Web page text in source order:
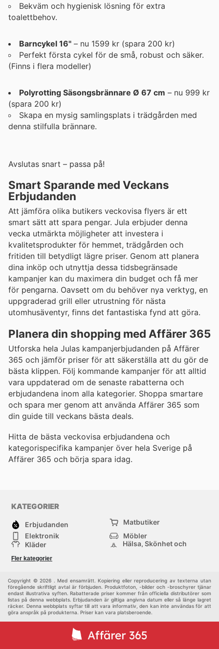
Bekväm och hygienisk lösning för extra
toalettbehov.
Barncykel 16" – nu 1599 kr (spara 200 kr)
Perfekt första cykel för de små, robust och säker.
(Finns i flera modeller)
Polyrotting Säsongsbrännare Ø 67 cm – nu 999 kr
(spara 200 kr)
Skapa en mysig samlingsplats i trädgården med
denna stilfulla brännare.
Avslutas snart – passa på!
Smart Sparande med Veckans
Erbjudanden
Att jämföra olika butikers veckovisa flyers är ett
smart sätt att spara pengar. Jula erbjuder denna
vecka utmärkta möjligheter att investera i
kvalitetsprodukter för hemmet, trädgården och
fritiden till betydligt lägre priser. Genom att planera
dina inköp och utnyttja dessa tidsbegränsade
kampanjer kan du maximera din budget och få mer
för pengarna. Oavsett om du behöver nya verktyg, en
uppgraderad grill eller utrustning för nästa
utomhusäventyr, finns det fantastiska fynd att göra.
Planera din shopping med Affärer 365
Utforska hela Julas kampanjerbjudanden på Affärer
365 och jämför priser för att säkerställa att du gör de
bästa klippen. Följ kommande kampanjer för att alltid
vara uppdaterad om de senaste rabatterna och
erbjudandena inom alla kategorier. Shoppa smartare
och spara mer genom att använda Affärer 365 som
din guide till veckans bästa deals.
Hitta de bästa veckovisa erbjudandena och
kategorispecifika kampanjer över hela Sverige på
Affärer 365 och börja spara idag.
KATEGORIER
Erbjudanden
Matbutiker
Elektronik
Möbler
Kläder
Hälsa, Skönhet och
Bygg & Trädgård
Fler kategorier
Copyright © 2026 . Med ensamrätt. Kopiering eller reproducering av texterna utan
föregående skriftligt avtal är förbjuden. Produktfoton, -bilder och -broschyrer tjänar
endast illustrativa syften. Rabatterade priser kommer från officiella distributörer som
listas på denna webbplats. Erbjudanden är giltiga angivna datum eller så länge lagret
räcker. Denna webbplats syftar till att vara informativ, den kan inte användas för att
göra anspråk på produkterna. Priser kan vara platsberoende.